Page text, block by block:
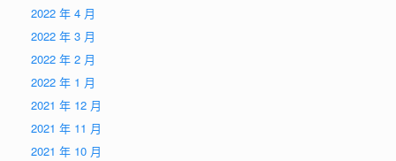
2022 年 4 月
2022 年 3 月
2022 年 2 月
2022 年 1 月
2021 年 12 月
2021 年 11 月
2021 年 10 月